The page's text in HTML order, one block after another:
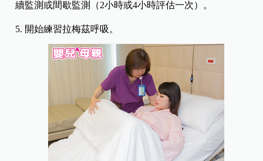
續監測或間歇監測（2小時或4小時評估一次）。
5. 開始練習拉梅茲呼吸。